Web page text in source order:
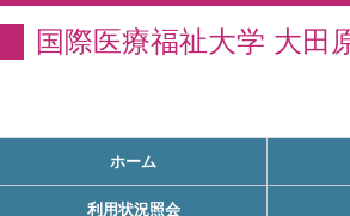
国際医療福祉大学 大田
ホーム
利用状況照会